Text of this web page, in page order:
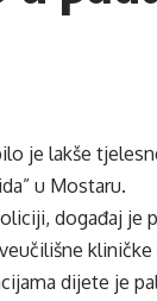
je lakše
u Mostaru.
događaj je
dijete je